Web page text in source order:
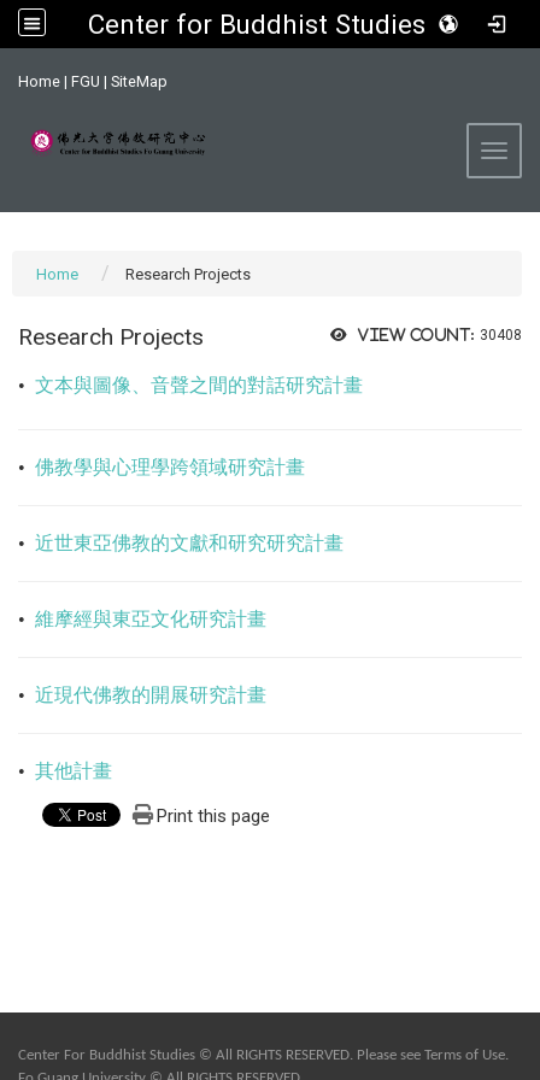
Center for Buddhist Studies, FGU
Home | FGU | SiteMap
Home Research Projects
View count: 30408
Research Projects
• 文本與圖像、音聲之間的對話研究計畫
• 佛教學與心理學跨領域研究計畫
• 近世東亞佛教的文獻和研究研究計畫
• 維摩經與東亞文化研究計畫
• 近現代佛教的開展研究計畫
• 其他計畫
Print this page
Center For Buddhist Studies © All RIGHTS RESERVED. Please see Terms of Use.